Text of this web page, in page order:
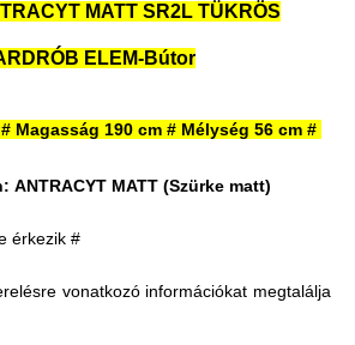
MATT SR2L TÜKRÖS
ELEM-Bútor
Magasság 190 cm # Mélység 56 cm #
ANTRACYT MATT (Szürke matt)
érkezik #
vonatkozó információkat megtalálja